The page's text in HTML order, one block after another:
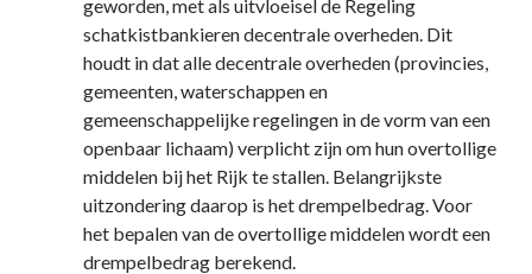
geworden, met als uitvloeisel de Regeling
schatkistbankieren decentrale overheden. Dit
houdt in dat alle decentrale overheden (provincies,
gemeenten, waterschappen en
gemeenschappelijke regelingen in de vorm van een
openbaar lichaam) verplicht zijn om hun overtollige
middelen bij het Rijk te stallen. Belangrijkste
uitzondering daarop is het drempelbedrag. Voor
het bepalen van de overtollige middelen wordt een
drempelbedrag berekend.